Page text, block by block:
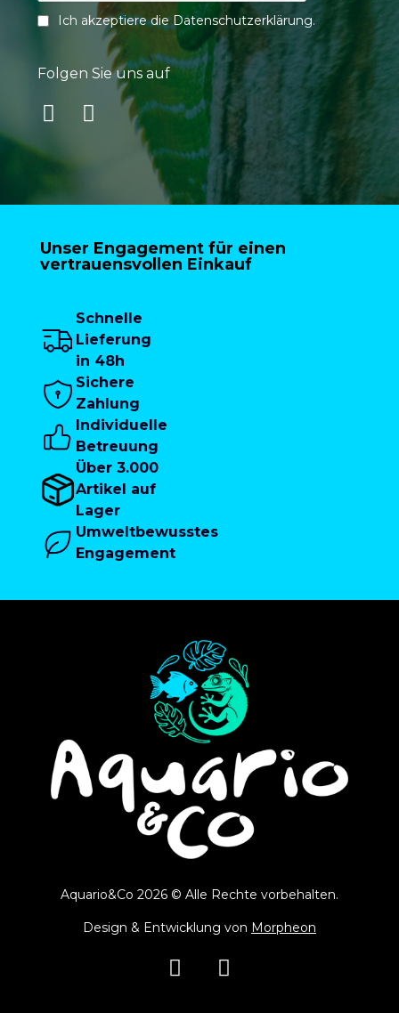
Ich akzeptiere dieDatenschutzerklärung.
Folgen Sie uns auf
Unser Engagement für einen
vertrauensvollen Einkauf
Schnelle
Lieferung
in 48h
Sichere
Zahlung
Individuelle
Betreuung
Über 3.000
Artikel auf
Lager
Umweltbewusstes
Engagement
Aquario&Co 2026 © Alle Rechte vorbehalten.
Design & Entwicklung von Morpheon